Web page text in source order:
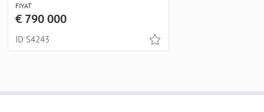
FIYAT
€ 790 000
ID S4243